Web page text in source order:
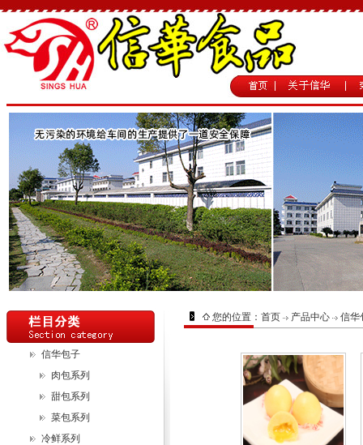
信华包子
肉包系列
甜包系列
菜包系列
冷鲜系列
您的位置： 首页 产品中心 信华